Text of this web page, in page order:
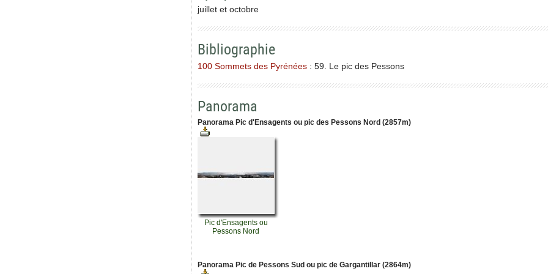
juillet et octobre
Bibliographie
100 Sommets des Pyrénées : 59. Le pic des Pessons
Panorama
Panorama Pic d'Ensagents ou pic des Pessons Nord (2857m)
Pic d'Ensagents ou
Pessons Nord
Panorama Pic de Pessons Sud ou pic de Gargantillar (2864m)